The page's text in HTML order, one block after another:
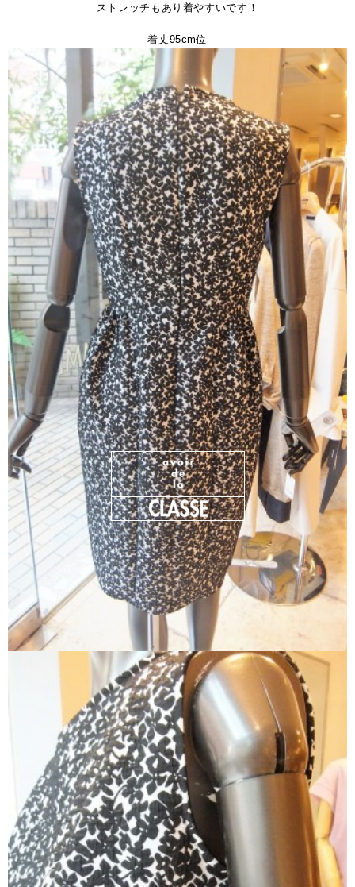
ストレッチもあり着やすいです！
着丈95cm位